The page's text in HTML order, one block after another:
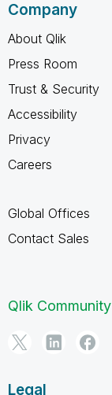
Company
About Qlik
Press Room
Trust & Security
Accessibility
Privacy
Careers
Global Offices
Contact Sales
Qlik Community
Legal